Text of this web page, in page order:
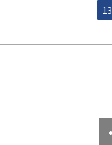
부 책임운영기관 고객상담